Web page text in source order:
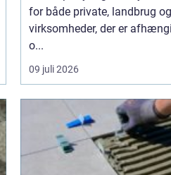
for både private, landbrug og
virksomheder, der er
o...
09 juli 2026